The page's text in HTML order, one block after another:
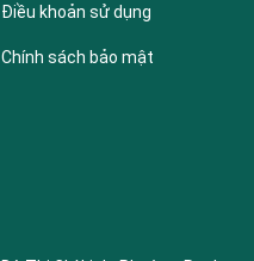
Điều khoản sử dụng
Chính sách bảo mật